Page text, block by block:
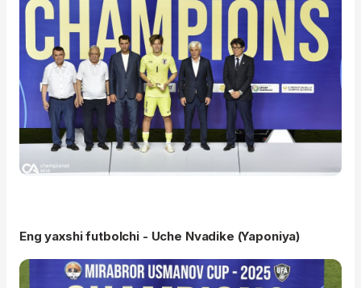
Eng yaxshi futbolchi - Uche Nvadike (Yaponiya)